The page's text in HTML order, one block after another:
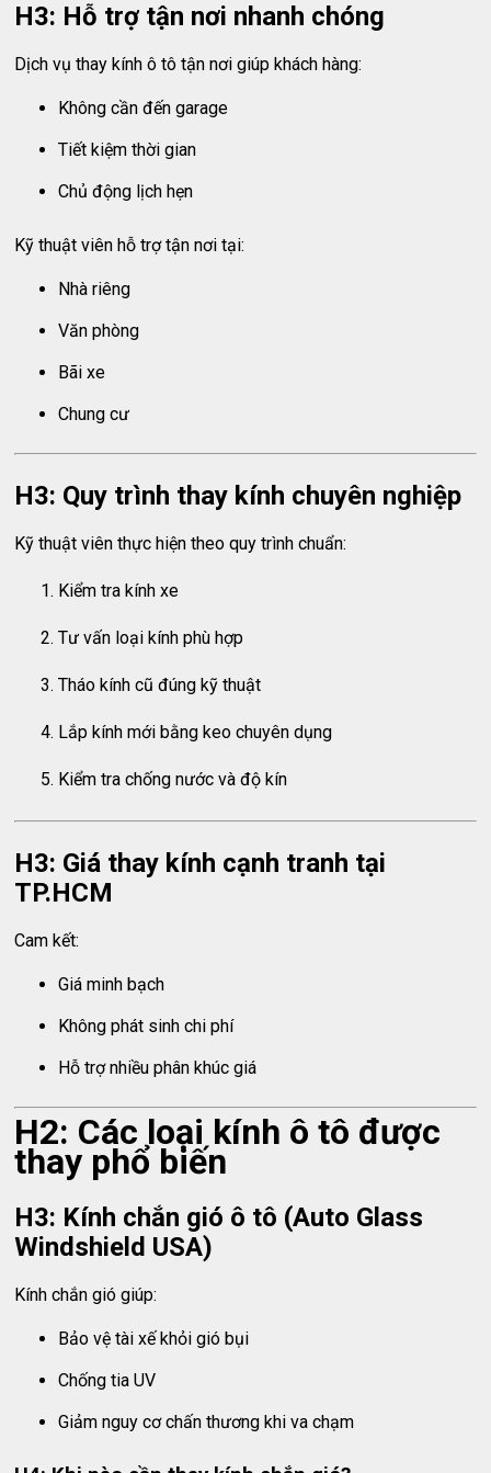
H3: Hỗ trợ tận nơi nhanh chóng
Dịch vụ thay kính ô tô tận nơi giúp khách hàng:
Không cần đến garage
Tiết kiệm thời gian
Chủ động lịch hẹn
Kỹ thuật viên hỗ trợ tận nơi tại:
Nhà riêng
Văn phòng
Bãi xe
Chung cư
H3: Quy trình thay kính chuyên nghiệp
Kỹ thuật viên thực hiện theo quy trình chuẩn:
Kiểm tra kính xe
Tư vấn loại kính phù hợp
Tháo kính cũ đúng kỹ thuật
Lắp kính mới bằng keo chuyên dụng
Kiểm tra chống nước và độ kín
H3: Giá thay kính cạnh tranh tại
TP.HCM
Cam kết:
Giá minh bạch
Không phát sinh chi phí
Hỗ trợ nhiều phân khúc giá
H2: Các loại kính ô tô được
thay phổ biến
H3: Kính chắn gió ô tô (Auto Glass
Windshield USA)
Kính chắn gió giúp:
Bảo vệ tài xế khỏi gió bụi
Chống tia UV
Giảm nguy cơ chấn thương khi va chạm